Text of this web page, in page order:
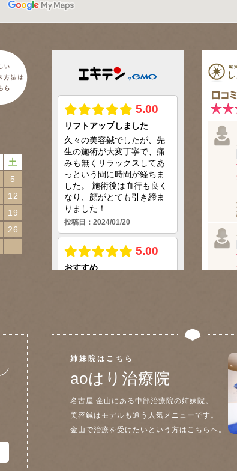
土
5
12
19
26
姉妹院はこちら
aoはり治療院
名古屋 金山にある中部治療院の姉妹院。
美容鍼はモデルも通う人気メニューです。
金山で治療を受けたいという方はこちらへ。